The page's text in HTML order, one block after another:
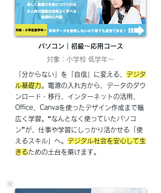
パソコン｜​初級～応用コース
対象：小学校 低学年～
「分からない」を「自信」に変える、 デジタ
ル基礎力。電源の入れ方から、データのダウ
ンロード・移行、インターネットの活用、
Office、Canvaを使ったデザイン作成まで幅
広く学習。“なんとなく使っていたパソコ
ン”が、仕事や学習にしっかり活かせる「使
えるスキル」へ。 デジタル社会を安心して生
きるための土台を築けます。